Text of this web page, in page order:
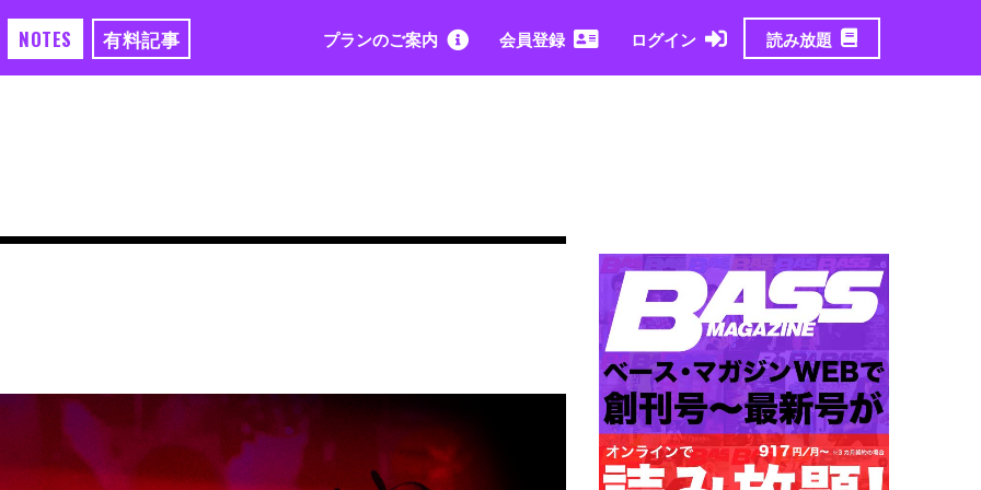
NOTES 有料記事 プランのご案内 会員登録 ログイン 読み放題